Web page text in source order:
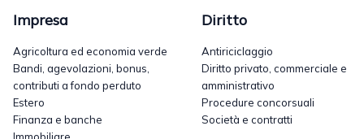
Impresa
Agricoltura ed economia verde
Bandi, agevolazioni, bonus,
contributi a fondo perduto
Estero
Finanza e banche
Diritto
Antiriciclaggio
Diritto privato, commerciale e
amministrativo
Procedure concorsuali
Società e contratti